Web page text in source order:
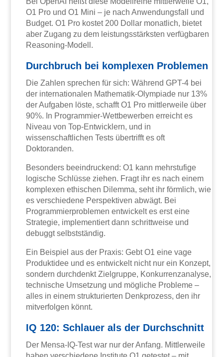
O1 Pro und O1 Mini – je nach Anwendungsfall und
Budget. O1 Pro kostet 200 Dollar monatlich, bietet
aber Zugang zu dem leistungsstärksten verfügbaren
Reasoning-Modell.
Durchbruch bei komplexen Problemen
Die Zahlen sprechen für sich: Während GPT-4 bei
der internationalen Mathematik-Olympiade nur 13%
der Aufgaben löste, schafft O1 Pro mittlerweile über
90%. In Programmier-Wettbewerben erreicht es
Niveau von Top-Entwicklern, und in
wissenschaftlichen Tests übertrifft es oft
Doktoranden.
Besonders beeindruckend: O1 kann mehrstufige
logische Schlüsse ziehen. Fragt ihr es nach einem
komplexen ethischen Dilemma, seht ihr förmlich, wie
es verschiedene Perspektiven abwägt. Bei
Programmierproblemen entwickelt es erst eine
Strategie, implementiert dann schrittweise und
debuggt selbstständig.
Ein Beispiel aus der Praxis: Gebt O1 eine vage
Produktidee und es entwickelt nicht nur ein Konzept,
sondern durchdenkt Zielgruppe, Konkurrenzanalyse,
technische Umsetzung und mögliche Probleme –
alles in einem strukturierten Denkprozess, den ihr
mitverfolgen könnt.
IQ 120: Schlauer als der Durchschnitt
Der Mensa-IQ-Test war nur der Anfang. Mittlerweile